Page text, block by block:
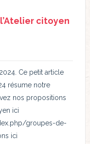
citoyen
Ce petit article
résume notre
nos propositions
ici
groupes-de-
ici